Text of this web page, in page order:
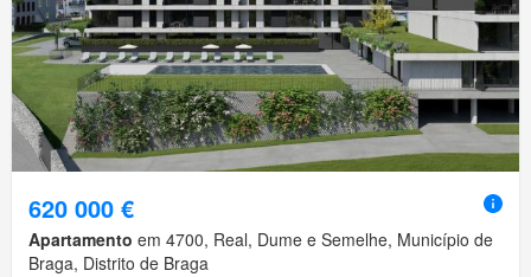
620 000 €
Apartamento em 4700, Real, Dume e Semelhe, Município de
Braga, Distrito de Braga